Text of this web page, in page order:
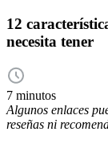
12
necesita tener
7 minutos
Algunos enlaces
reseñas ni